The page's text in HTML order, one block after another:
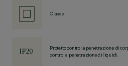
Classe II
Protetto contro la penetrazione di
contro la penetrazione di liquidi.